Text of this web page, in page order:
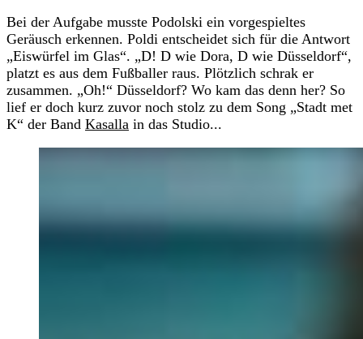
Bei der Aufgabe musste Podolski ein vorgespieltes
Geräusch erkennen. Poldi entscheidet sich für die Antwort
„Eiswürfel im Glas“. „D! D wie Dora, D wie Düsseldorf“,
platzt es aus dem Fußballer raus. Plötzlich schrak er
zusammen. „Oh!“ Düsseldorf? Wo kam das denn her? So
lief er doch kurz zuvor noch stolz zu dem Song „Stadt met
K“ der Band Kasalla in das Studio...